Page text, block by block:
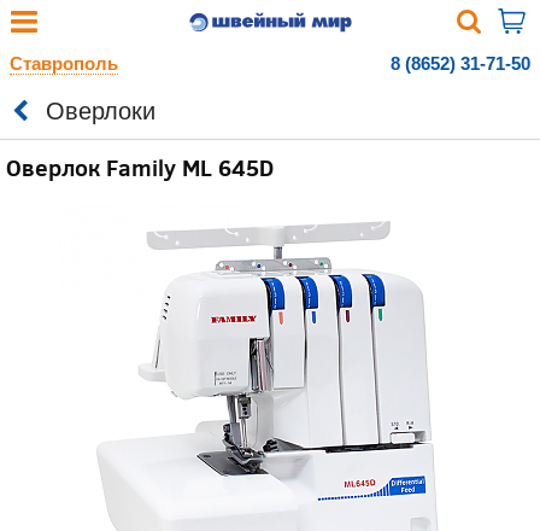
Ставрополь 8 (8652) 31-71-50
Оверлоки
Оверлок Family ML 645D